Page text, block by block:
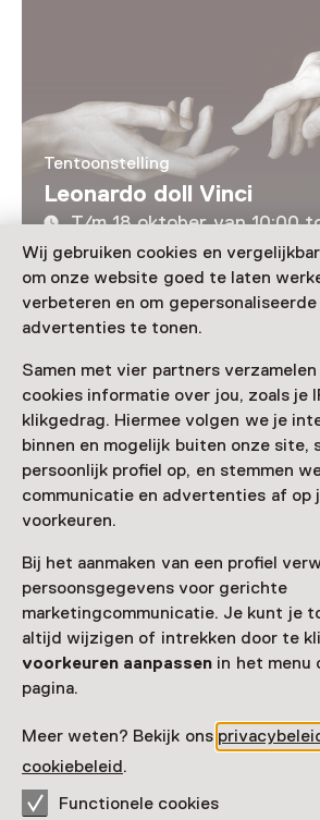
Wij gebruiken cookies en
om onze website goed te laten
verbeteren en om gepersonaliseerde
advertenties te tonen.
Samen met vier partners
cookies informatie over jou, zoals je
klikgedrag. Hiermee volgen we je
binnen en mogelijk buiten onze site,
persoonlijk profiel op, en stemmen
communicatie en advertenties af op
voorkeuren.
Bij het aanmaken van een profiel
persoonsgegevens voor gerichte
marketingcommunicatie. Je kunt je
altijd wijzigen of intrekken door te
voorkeuren aanpassen in het menu
pagina.
Meer weten? Bekijk ons
cookiebeleid.
Functionele cookies
Tentoonstelling
Leonardo doll Vinci
T/m 18 oktober van 10:00
Laad meer
Nog meer